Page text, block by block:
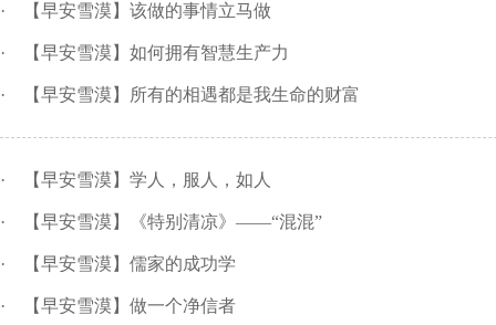
· 【早安雪漠】该做的事情立马做
· 【早安雪漠】如何拥有智慧生产力
· 【早安雪漠】所有的相遇都是我生命的财富
· 【早安雪漠】学人，服人，如人
· 【早安雪漠】《特别清凉》——“混混”
· 【早安雪漠】儒家的成功学
· 【早安雪漠】做一个净信者